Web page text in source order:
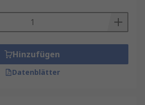
Hinzufügen
Datenblätter